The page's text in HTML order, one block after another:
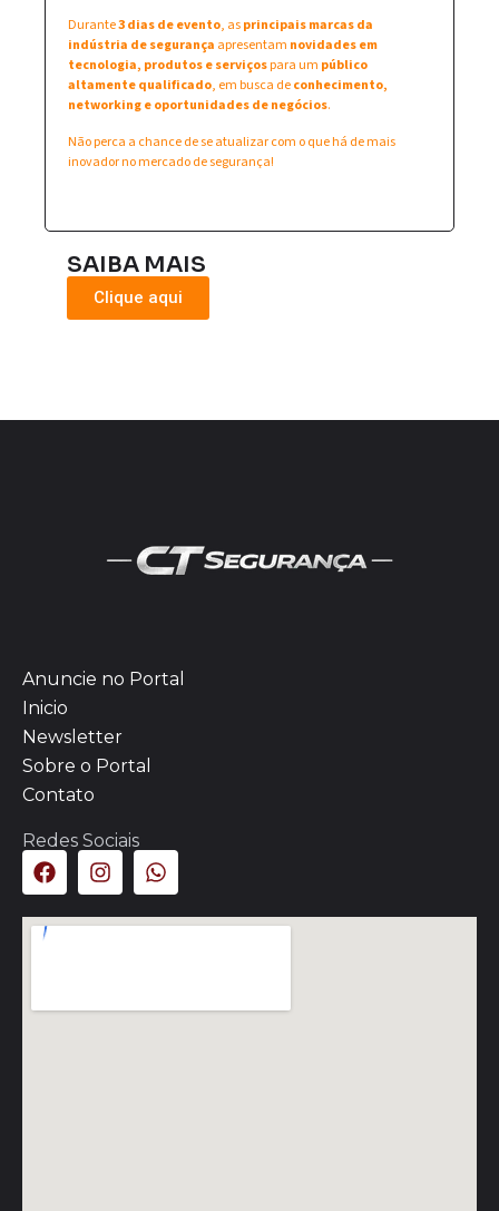
Durante3 dias de evento, asprincipais marcas da
indústria de segurança apresentam novidades em
tecnologia, produtos e serviçospara um público
altamente qualificado, em busca deconhecimento,
networking e oportunidades de negócios.
Não perca a chance de se atualizar com o que há de mais
inovador no mercado de segurança!
SAIBA MAIS
Clique aqui
Anuncie no Portal
Inicio
Newsletter
Sobre o Portal
Contato
Redes Sociais